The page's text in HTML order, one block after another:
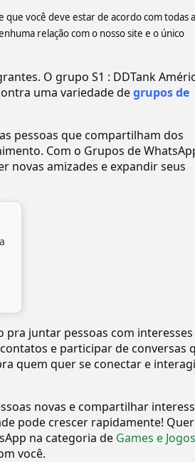
que você deve estar de acordo com todas
relação com o nosso site e o único
O grupo S1 : DDTank
uma variedade degrupos de
pessoas que compartilham dos
Com o Grupos de
novas amizades e expandir seus
pra juntar pessoas com interesses
e participar de conversas
quem quer se conectar e
novas e compartilhar
pode crescer rapidamente! Quer
na categoria de Games e Jogos
você.